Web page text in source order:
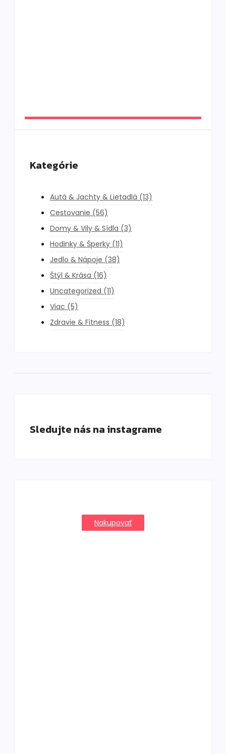
Kategórie
Autá & Jachty & Lietadlá (13)
Cestovanie (56)
Domy & Vily & Sídla (3)
Hodinky & Šperky (11)
Jedlo & Nápoje (38)
Štýl & Krása (16)
Uncategorized (11)
Viac (5)
Zdravie & Fitness (18)
Sledujte nás na instagrame
Nakupovať